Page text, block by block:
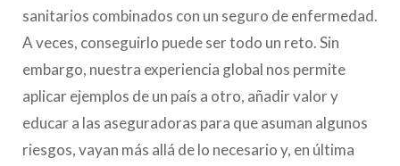
sanitarios combinados con un seguro de enfermedad.
A veces, conseguirlo puede ser todo un reto. Sin
embargo, nuestra experiencia global nos permite
aplicar ejemplos de un país a otro, añadir valor y
educar a las aseguradoras para que asuman algunos
riesgos, vayan más allá de lo necesario y, en última